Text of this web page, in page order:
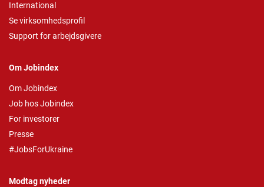
International
Se virksomhedsprofil
Support for arbejdsgivere
Om Jobindex
Om Jobindex
Job hos Jobindex
For investorer
Presse
#JobsForUkraine
Modtag nyheder